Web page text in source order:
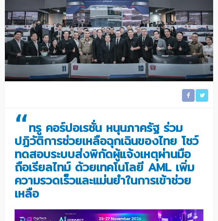
“ทรู คอร์ปอเรชั่น หนุนภาครัฐ ร่วม
ปฏิวัติการช่วยเหลือฉุกเฉินของไทย โชว์
ทดสอบระบบส่งพิกัดผู้แจ้งเหตุผ่านมือ
ถือเรียลไทม์ ด้วยเทคโนโลยี AML เพิ่ม
ความรวดเร็วและแม่นยำในการเข้าช่วย
เหลือ